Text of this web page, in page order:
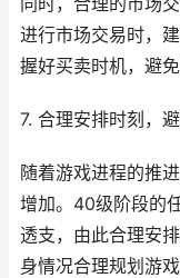
进行市场交易时，
握好买卖时机，避
7. 合理安排时刻，
随着游戏进程的推
增加。40级阶段的
透支，由此合理安
身情况合理规划游